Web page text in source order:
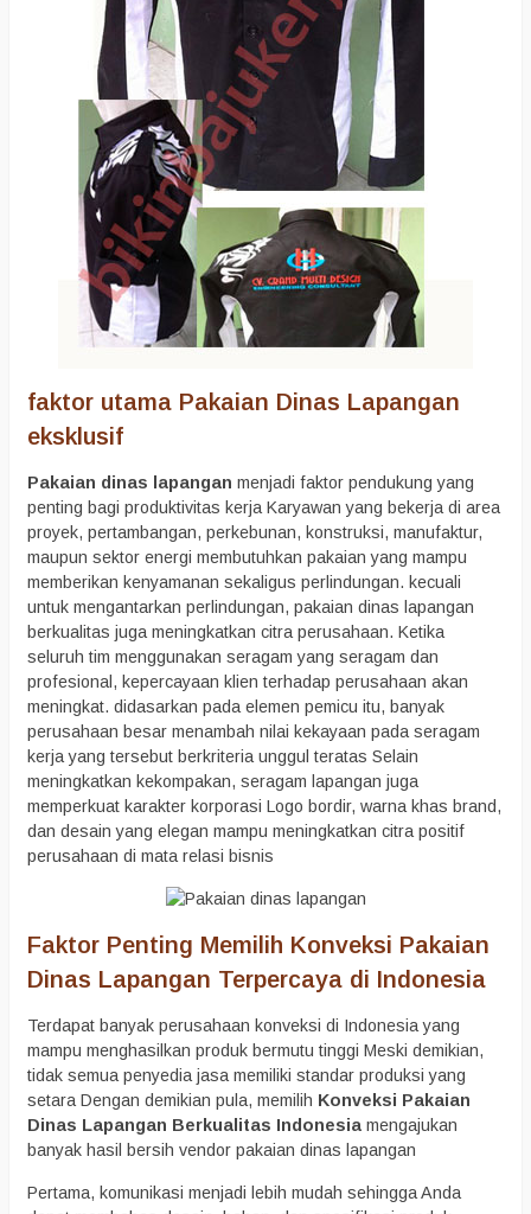
faktor utama Pakaian Dinas Lapangan
eksklusif
Pakaian dinas lapangan menjadi faktor pendukung yang
penting bagi produktivitas kerja Karyawan yang bekerja di area
proyek, pertambangan, perkebunan, konstruksi, manufaktur,
maupun sektor energi membutuhkan pakaian yang mampu
memberikan kenyamanan sekaligus perlindungan. kecuali
untuk mengantarkan perlindungan, pakaian dinas lapangan
berkualitas juga meningkatkan citra perusahaan. Ketika
seluruh tim menggunakan seragam yang seragam dan
profesional, kepercayaan klien terhadap perusahaan akan
meningkat. didasarkan pada elemen pemicu itu, banyak
perusahaan besar menambah nilai kekayaan pada seragam
kerja yang tersebut berkriteria unggul teratas Selain
meningkatkan kekompakan, seragam lapangan juga
memperkuat karakter korporasi Logo bordir, warna khas brand,
dan desain yang elegan mampu meningkatkan citra positif
perusahaan di mata relasi bisnis
Faktor Penting Memilih Konveksi Pakaian
Dinas Lapangan Terpercaya di Indonesia
Terdapat banyak perusahaan konveksi di Indonesia yang
mampu menghasilkan produk bermutu tinggi Meski demikian,
tidak semua penyedia jasa memiliki standar produksi yang
setara Dengan demikian pula, memilih Konveksi Pakaian
Dinas Lapangan Berkualitas Indonesia mengajukan
banyak hasil bersih vendor pakaian dinas lapangan
Pertama, komunikasi menjadi lebih mudah sehingga Anda